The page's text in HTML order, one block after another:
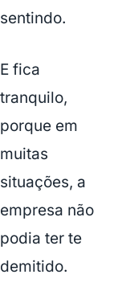
sentindo.
E fica
tranquilo,
porque em
muitas
situações, a
empresa não
podia ter te
demitido.